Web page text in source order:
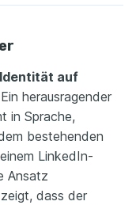
auf
herausragender
in Sprache,
bestehenden
LinkedIn-
Ansatz
dass der